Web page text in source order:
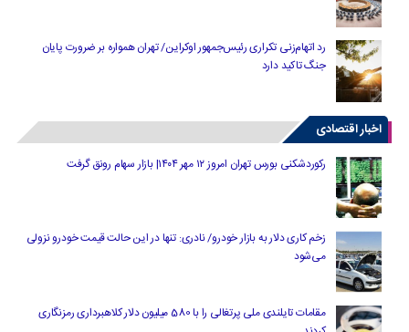
رد اتهام‌زنی تکراری رئیس‌جمهور اوکراین/ تهران همواره بر ضرورت پایان
جنگ تاکید دارد
اخبار اقتصادی
رکوردشکنی بورس تهران امروز ۱۲ مهر ۱۴۰۴| بازار سهام رونق گرفت
زخم کاری دلار به بازار خودرو/ نادری: تنها در این حالت قیمت خودرو نزولی
می‌شود
مقامات تایلندی ملی پرتغالی را با 580 میلیون دلار کلاهبرداری رمزنگاری